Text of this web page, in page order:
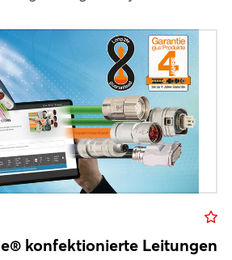
konfektionierte Leitungen